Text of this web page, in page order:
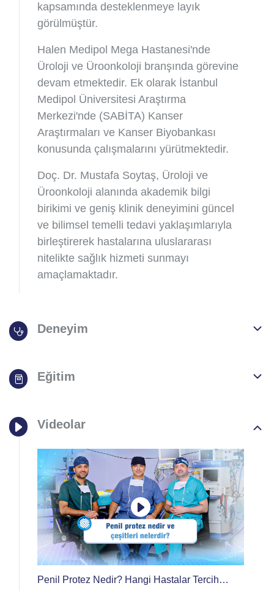
kapsamında desteklenmeye layık
görülmüştür.
Halen Medipol Mega Hastanesi'nde
Üroloji ve Üroonkoloji branşında görevine
devam etmektedir. Ek olarak İstanbul
Medipol Üniversitesi Araştırma
Merkezi'nde (SABİTA) Kanser
Araştırmaları ve Kanser Biyobankası
konusunda çalışmalarını yürütmektedir.
Doç. Dr. Mustafa Soytaş, Üroloji ve
Üroonkoloji alanında akademik bilgi
birikimi ve geniş klinik deneyimini güncel
ve bilimsel temelli tedavi yaklaşımlarıyla
birleştirerek hastalarına uluslararası
nitelikte sağlık hizmeti sunmayı
amaçlamaktadır.
Deneyim
Eğitim
Videolar
Penil Protez Nedir? Hangi Hastalar Tercih